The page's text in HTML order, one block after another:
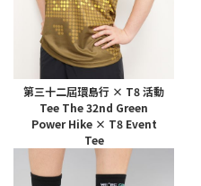
第三十二屆環島行 × T8 活動
Tee The 32nd Green
Power Hike × T8 Event
Tee